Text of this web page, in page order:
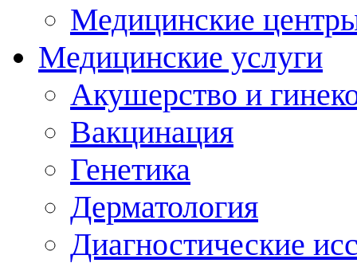
Медицинские
Медицинские услуги
Акушерство и
Вакцинация
Генетика
Дерматология
Диагностические